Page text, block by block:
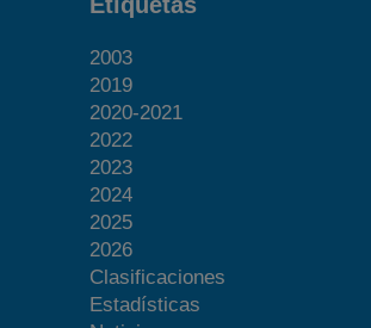
2003
2019
2020-2021
2022
2023
2024
2025
2026
Clasificaciones
Estadísticas